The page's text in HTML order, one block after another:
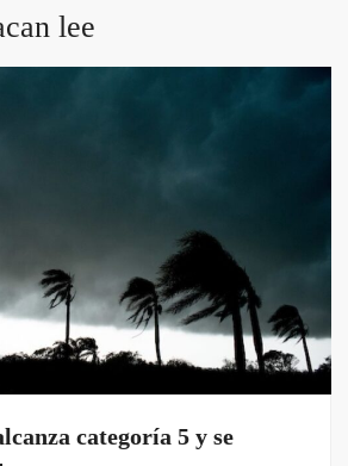
lee
categoría 5 y se